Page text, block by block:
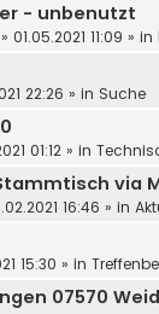
- unbenutzt
» 01.05.2021 11:09 » in
22:26 » in Suche
01:12 » in
via
16:46 » in
15:30 » in
07570